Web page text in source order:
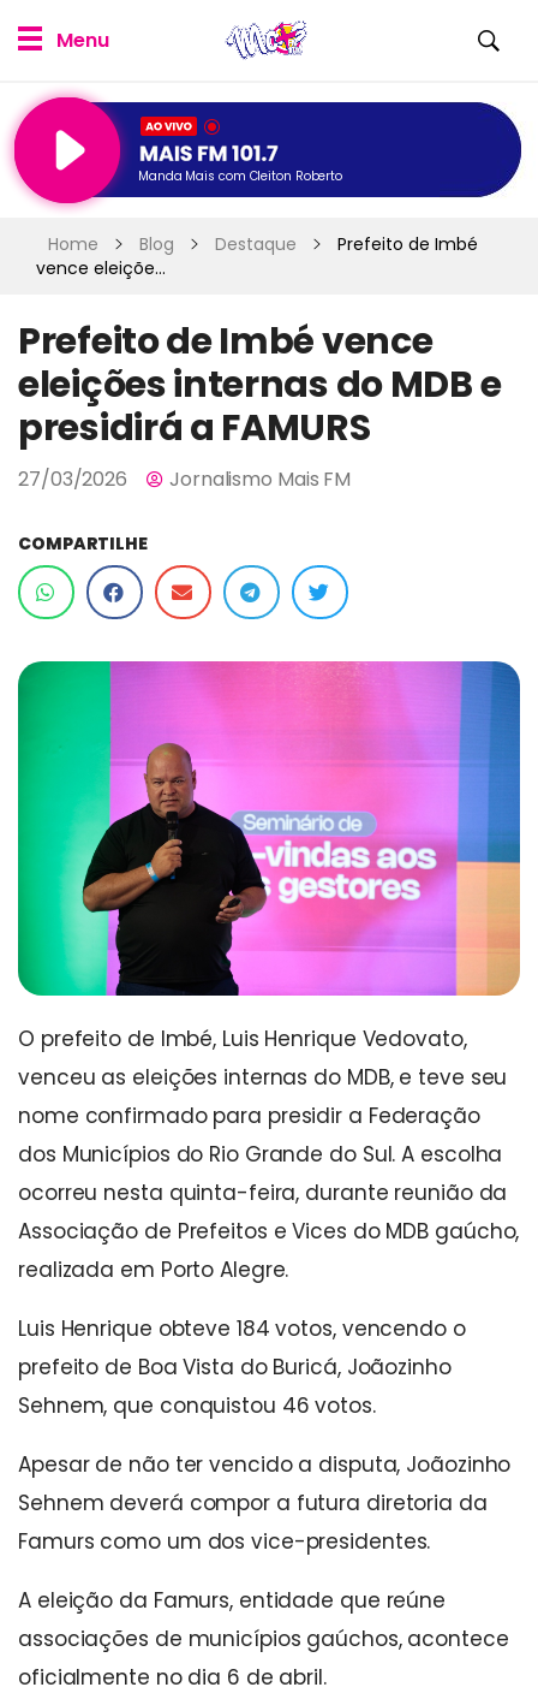
Manda Mais com Cleiton Roberto
Home Blog Destaque
Prefeito de Imbé
vence eleiçõe...
Prefeito de Imbé vence
eleições internas do MDB e
presidirá a FAMURS
27/03/2026 Jornalismo Mais FM
COMPARTILHE
O prefeito de Imbé, Luis Henrique Vedovato,
venceu as eleições internas do MDB, e teve seu
nome confirmado para presidir a Federação
dos Municípios do Rio Grande do Sul. A escolha
ocorreu nesta quinta-feira, durante reunião da
Associação de Prefeitos e Vices do MDB gaúcho,
realizada em Porto Alegre.
Luis Henrique obteve 184 votos, vencendo o
prefeito de Boa Vista do Buricá, Joãozinho
Sehnem, que conquistou 46 votos.
Apesar de não ter vencido a disputa, Joãozinho
Sehnem deverá compor a futura diretoria da
Famurs como um dos vice-presidentes.
A eleição da Famurs, entidade que reúne
associações de municípios gaúchos, acontece
oficialmente no dia 6 de abril.